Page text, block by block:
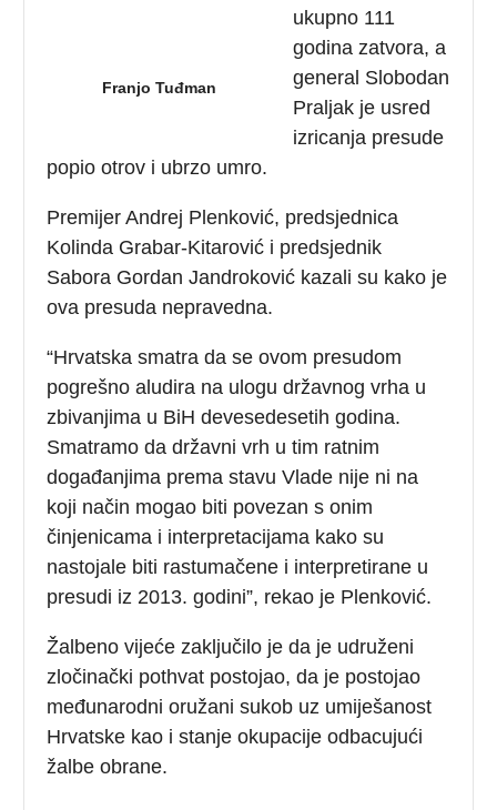
Franjo Tuđman
ukupno 111
godina zatvora, a
general Slobodan
Praljak je usred
izricanja presude
popio otrov i ubrzo umro.
Premijer Andrej Plenković, predsjednica
Kolinda Grabar-Kitarović i predsjednik
Sabora Gordan Jandroković kazali su kako je
ova presuda nepravedna.
“Hrvatska smatra da se ovom presudom
pogrešno aludira na ulogu državnog vrha u
zbivanjima u BiH devesedesetih godina.
Smatramo da državni vrh u tim ratnim
događanjima prema stavu Vlade nije ni na
koji način mogao biti povezan s onim
činjenicama i interpretacijama kako su
nastojale biti rastumačene i interpretirane u
presudi iz 2013. godini”, rekao je Plenković.
Žalbeno vijeće zaključilo je da je udruženi
zločinački pothvat postojao, da je postojao
međunarodni oružani sukob uz umiješanost
Hrvatske kao i stanje okupacije odbacujući
žalbe obrane.